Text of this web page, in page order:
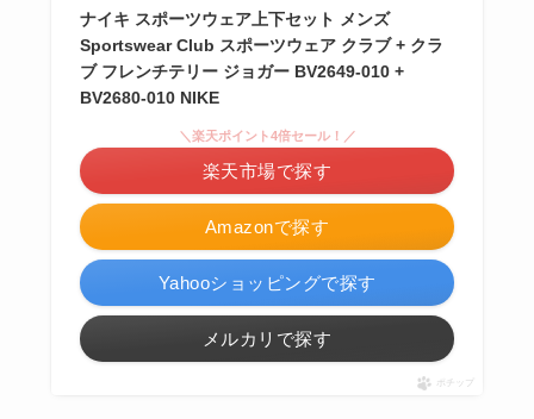
ナイキ スポーツウェア上下セット メンズ
Sportswear Club スポーツウェア クラブ + クラ
ブ フレンチテリー ジョガー BV2649-010 +
BV2680-010 NIKE
Amazonで探す
＼楽天ポイント4倍セール！／
楽天市場で探す
Yahooショッピングで探す
メルカリで探す
ポチップ